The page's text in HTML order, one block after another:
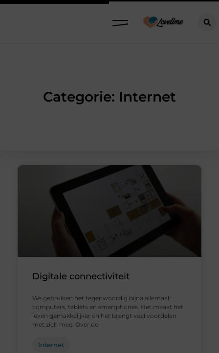
Categorie: Internet
Digitale connectiviteit
We gebruiken het tegenwoordig bijna allemaal:
computers, tablets en smartphones. Het maakt het
leven gemakkelijker en het brengt veel voordelen
met zich mee. Over de
Internet